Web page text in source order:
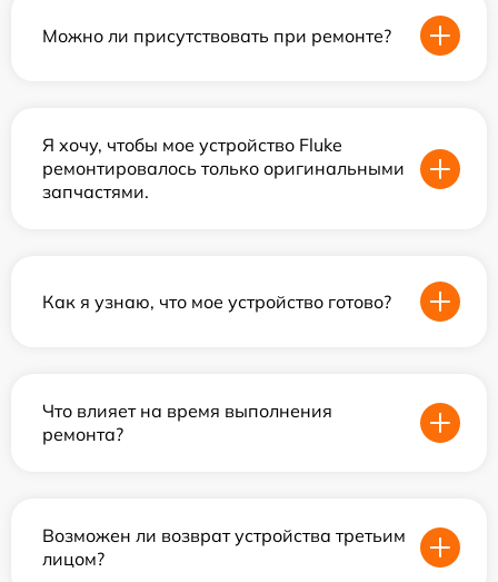
Можно ли присутствовать при ремонте?
Я хочу, чтобы мое устройство Fluke
ремонтировалось только оригинальными
запчастями.
Как я узнаю, что мое устройство готово?
Что влияет на время выполнения
ремонта?
Возможен ли возврат устройства третьим
лицом?